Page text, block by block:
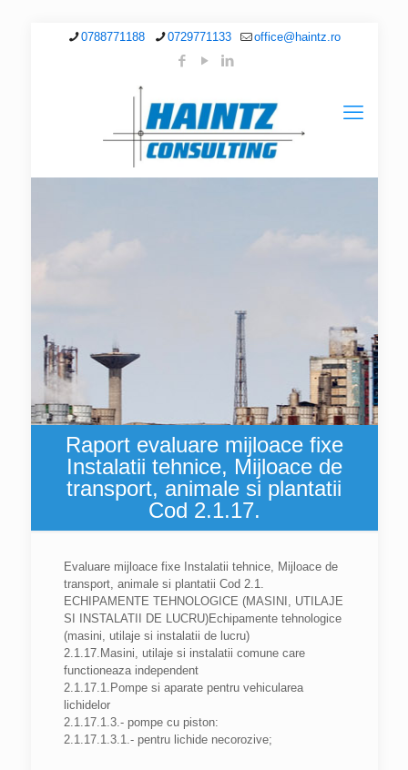
0788771188 0729771133 office@haintz.ro
Raport evaluare mijloace fixe
Instalatii tehnice, Mijloace de
transport, animale si plantatii
Cod 2.1.17.
Evaluare mijloace fixe Instalatii tehnice, Mijloace de
transport, animale si plantatii Cod 2.1.
ECHIPAMENTE TEHNOLOGICE (MASINI, UTILAJE
SI INSTALATII DE LUCRU)Echipamente tehnologice
(masini, utilaje si instalatii de lucru)
2.1.17.Masini, utilaje si instalatii comune care
functioneaza independent
2.1.17.1.Pompe si aparate pentru vehicularea
lichidelor
2.1.17.1.3.- pompe cu piston:
2.1.17.1.3.1.- pentru lichide necorozive;